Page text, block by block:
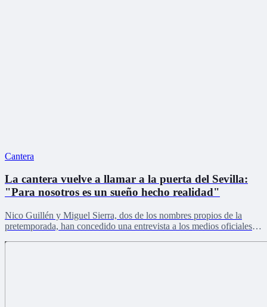
Cantera
La cantera vuelve a llamar a la puerta del Sevilla:
"Para nosotros es un sueño hecho realidad"
Nico Guillén y Miguel Sierra, dos de los nombres propios de la
pretemporada, han concedido una entrevista a los medios oficiales